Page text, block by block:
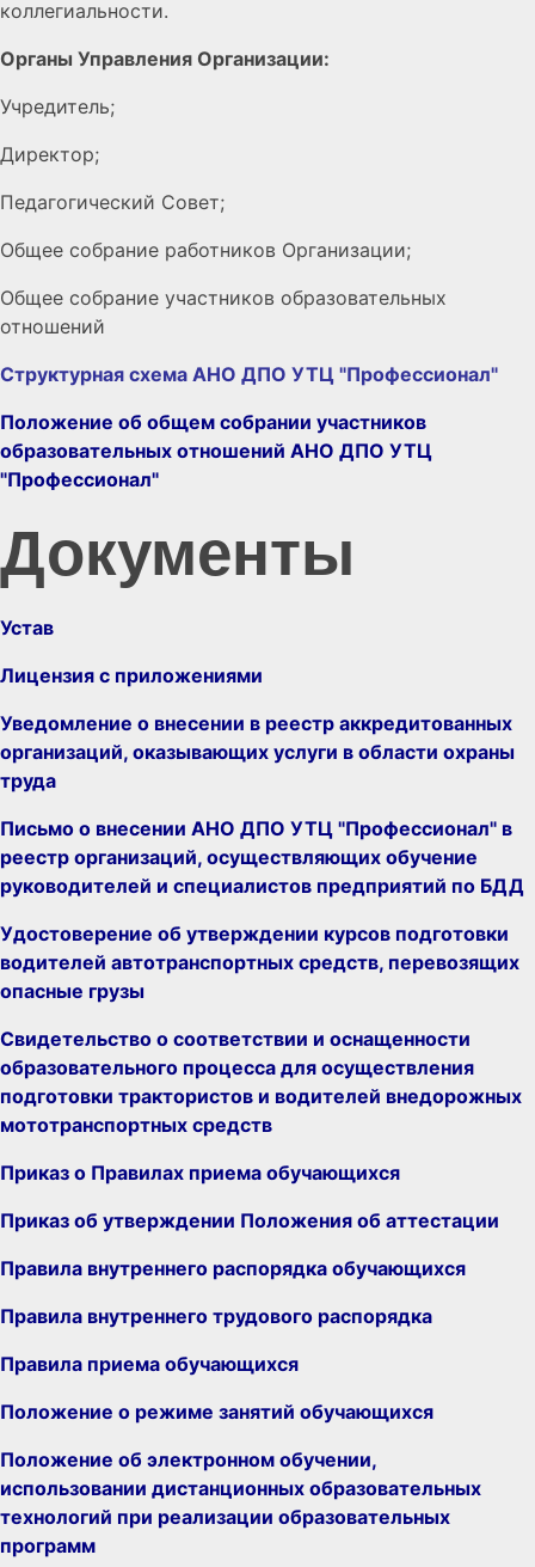
коллегиальности.
Органы Управления Организации:
Учредитель;
Директор;
Педагогический Совет;
Общее собрание работников Организации;
Общее собрание участников образовательных
отношений
Структурная схема АНО ДПО УТЦ "Профессионал"
Положение об общем собрании участников
образовательных отношений АНО ДПО УТЦ
"Профессионал"
Документы
Устав
Лицензия с приложениями
Уведомление о внесении в реестр аккредитованных
организаций, оказывающих услуги в области охраны
труда
Письмо о внесении АНО ДПО УТЦ "Профессионал" в
реестр организаций, осуществляющих обучение
руководителей и специалистов предприятий по БДД
Удостоверение об утверждении курсов подготовки
водителей автотранспортных средств, перевозящих
опасные грузы
Свидетельство о соответствии и оснащенности
образовательного процесса для осуществления
подготовки трактористов и водителей внедорожных
мототранспортных средств
Приказ о Правилах приема обучающихся
Приказ об утверждении Положения об аттестации
Правила внутреннего распорядка обучающихся
Правила внутреннего трудового распорядка
Правила приема обучающихся
Положение о режиме занятий обучающихся
Положение об электронном обучении,
использовании дистанционных образовательных
технологий при реализации образовательных
программ